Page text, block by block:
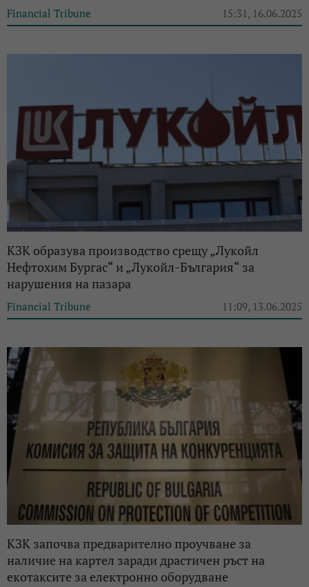
Financial Tribune 15:31, 16.06.2025
КЗК образува производство срещу „Лукойл
Нефтохим Бургас“ и „Лукойл-България“ за
нарушения на пазара
Financial Tribune 11:09, 13.06.2025
КЗК започва предварително проучване за
наличие на картел заради драстичен ръст на
екотаксите за електронно оборудване